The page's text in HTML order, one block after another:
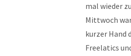
mal wieder
Mittwoch
kurzer Hand
Freelatics